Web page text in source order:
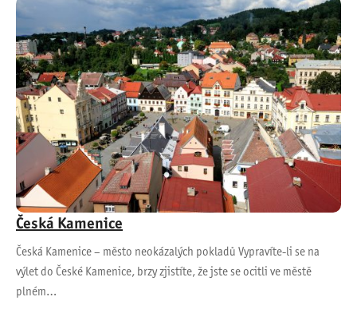
Česká Kamenice
Česká Kamenice – město neokázalých pokladů Vypravíte-li se na
výlet do České Kamenice, brzy zjistíte, že jste se ocitli ve městě
plném…